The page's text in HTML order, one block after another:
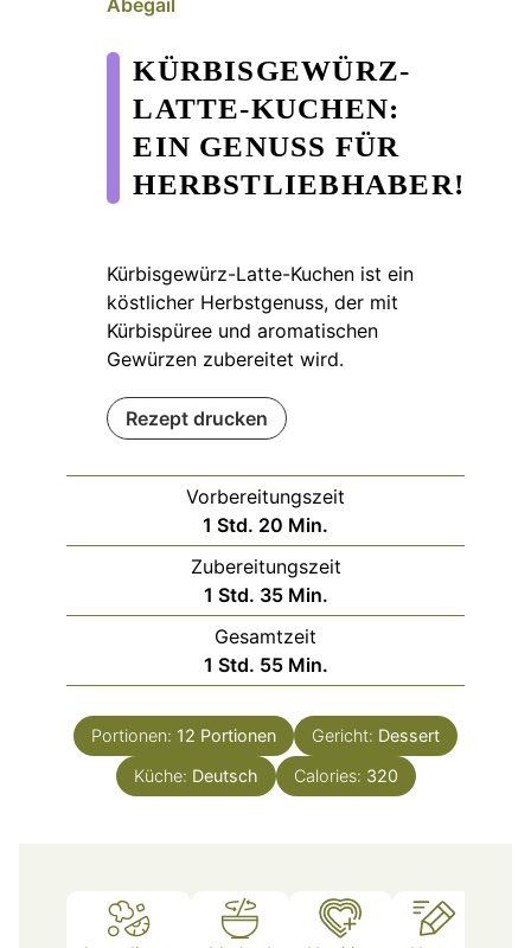
KÜRBISGEWÜRZ-
LATTE-KUCHEN:
EIN GENUSS FÜR
HERBSTLIEBHABER!
Kürbisgewürz-Latte-Kuchen ist ein
köstlicher Herbstgenuss, der mit
Kürbispüree und aromatischen
Gewürzen zubereitet wird.
Rezept drucken
Vorbereitungszeit
1 Stunde
Std. 20 Minuten
Min.
Zubereitungszeit
1 Stunde
Std. 35Minuten
Min.
Gesamtzeit
1 Stunde
Std. 55Minuten
Min.
Portionen: 12 Portionen Gericht: Dessert
Küche: Deutsch Calories: 320